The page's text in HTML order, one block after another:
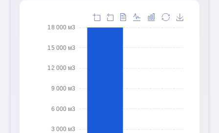
3 000 м3
6 000 м3
9 000 м3
12 000 м3
15 000 м3
18 000 м3